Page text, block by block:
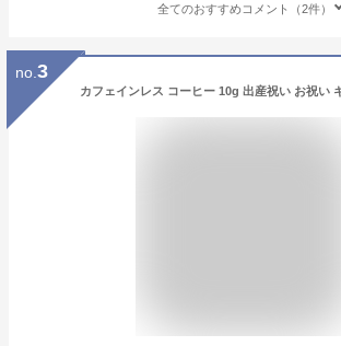
全てのおすすめコメント（2件）
no. 3